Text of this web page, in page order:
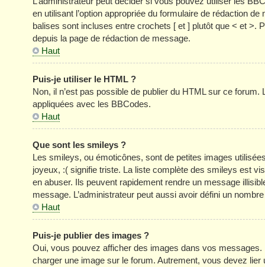
en utilisant l’option appropriée du formulaire de rédaction
balises sont incluses entre crochets [ et ] plutôt que < et >.
depuis la page de rédaction de message.
Haut
Puis-je utiliser le HTML ?
Non, il n’est pas possible de publier du HTML sur ce
appliquées avec les BBCodes.
Haut
Que sont les smileys ?
Les smileys, ou émoticônes, sont de petites images
joyeux, :( signifie triste. La liste complète des smileys est
en abuser. Ils peuvent rapidement rendre un message
message. L’administrateur peut aussi avoir défini un
Haut
Puis-je publier des images ?
Oui, vous pouvez afficher des images dans vos
charger une image sur le forum. Autrement, vous devez